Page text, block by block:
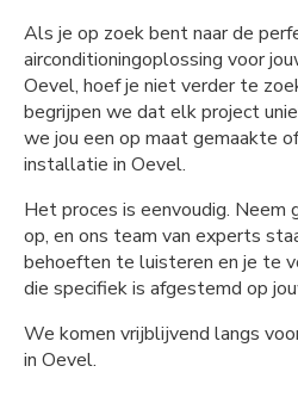
Als je op zoek bent naar de
airconditioningoplossing voor
Oevel, hoef je niet verder te
begrijpen we dat elk project
we jou een op maat gemaakte
installatie in Oevel.
Het proces is eenvoudig. Neem
op, en ons team van experts
behoeften te luisteren en je te
die specifiek is afgestemd op
We komen vrijblijvend langs
in Oevel.